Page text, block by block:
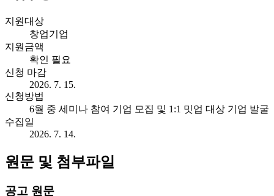
지원대상
창업기업
지원금액
확인 필요
신청 마감
2026. 7. 15.
신청방법
6월 중 세미나 참여 기업 모집 및 1:1 밋업 대상 기업 발굴
수집일
2026. 7. 14.
원문 및 첨부파일
공고 원문